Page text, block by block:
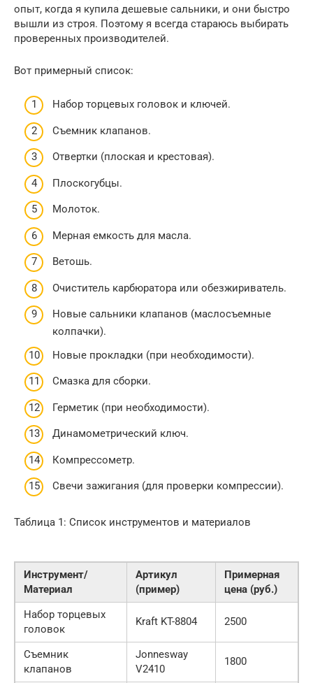
опыт, когда я купила дешевые сальники, и они быстро
вышли из строя. Поэтому я всегда стараюсь выбирать
проверенных производителей.
Вот примерный список:
Набор торцевых головок и ключей.
Съемник клапанов.
Отвертки (плоская и крестовая).
Плоскогубцы.
Молоток.
Мерная емкость для масла.
Ветошь.
Очиститель карбюратора или обезжириватель.
Новые сальники клапанов (маслосъемные
колпачки).
Новые прокладки (при необходимости).
Смазка для сборки.
Герметик (при необходимости).
Динамометрический ключ.
Компрессометр.
Свечи зажигания (для проверки компрессии).
Таблица 1: Список инструментов и материалов
Инструмент/
Материал
Артикул
(пример)
Примерная
цена (руб.)
Набор торцевых
головок
Kraft KT-8804 2500
Съемник
клапанов
Jonnesway
V2410
1800